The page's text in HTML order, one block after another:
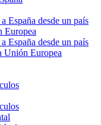
España desde un país
Europea
España desde un país
Unión Europea